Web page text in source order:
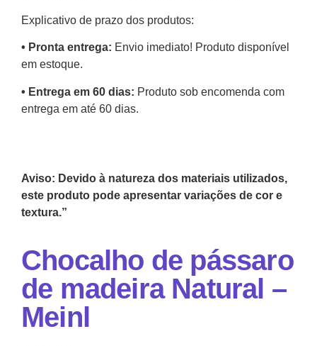
Explicativo de prazo dos produtos:
•⁠ ⁠Pronta entrega: Envio imediato! Produto disponível
em estoque.
•⁠ Entrega em 60 dias: Produto sob encomenda com
entrega em até 60 dias.
Aviso: Devido à natureza dos materiais utilizados,
este produto pode apresentar variações de cor e
textura.”
Chocalho de pássaro
de madeira Natural –
Meinl